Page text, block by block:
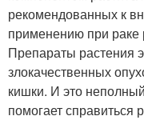
рекомендованных к
применению при раке
Препараты растения
злокачественных
кишки. И это
помогает